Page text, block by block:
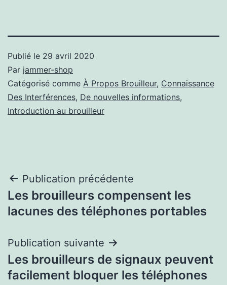
Publié le 29 avril 2020
Par jammer-shop
Catégorisé comme À Propos Brouilleur, Connaissance
Des Interférences, De nouvelles informations,
Introduction au brouilleur
Navigation
de
Publication précédente
Les brouilleurs compensent les
lacunes des téléphones portables
Publication suivante
Les brouilleurs de signaux peuvent
facilement bloquer les téléphones